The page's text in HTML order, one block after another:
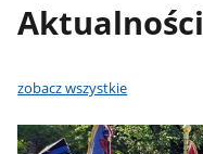
Aktualności
zobacz wszystkie